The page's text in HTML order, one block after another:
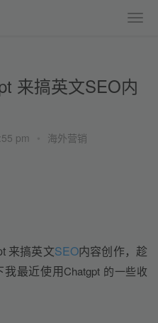
来搞英文SEO内
pm 海外营销
来搞英文SEO内容创作，趁
最近使用Chatgpt 的一些收